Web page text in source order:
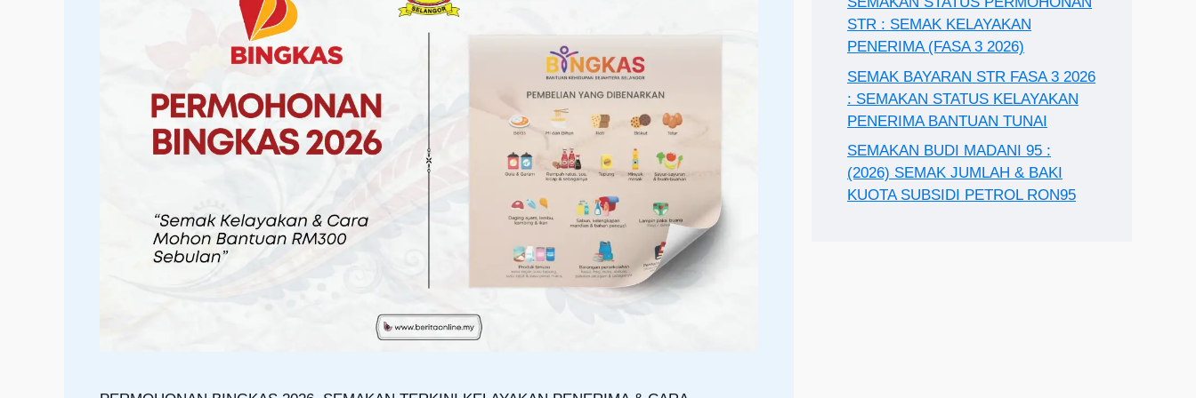
STR : SEMAK KELAYAKAN
PENERIMA (FASA 3 2026)
SEMAK BAYARAN STR FASA 3 2026
: SEMAKAN STATUS KELAYAKAN
PENERIMA BANTUAN TUNAI
SEMAKAN BUDI MADANI 95 :
(2026) SEMAK JUMLAH & BAKI
KUOTA SUBSIDI PETROL RON95